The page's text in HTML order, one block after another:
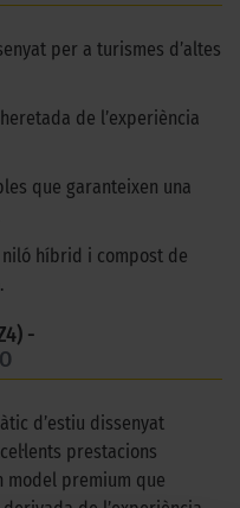
per a turismes d’altes
de l’experiència
que garanteixen una
híbrid i compost de
-
d’estiu dissenyat
prestacions
model premium que